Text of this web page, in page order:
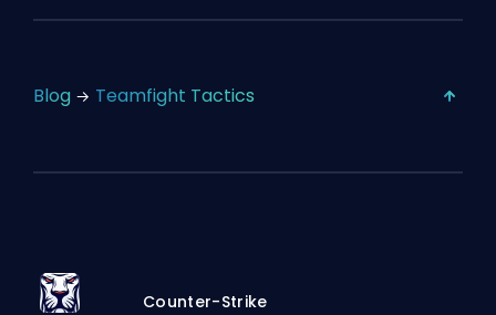
Blog Teamfight Tactics
Counter-Strike